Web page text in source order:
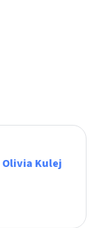
Olivia Kulej